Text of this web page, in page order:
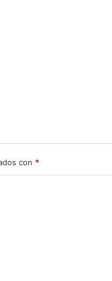
con *